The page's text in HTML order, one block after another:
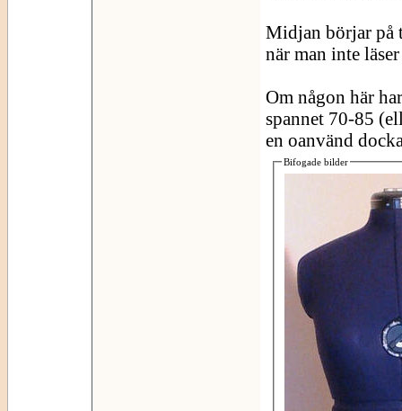
Midjan börjar på
när man inte
Om någon här
spannet 70-85
en oanvänd
Bifogade bilder